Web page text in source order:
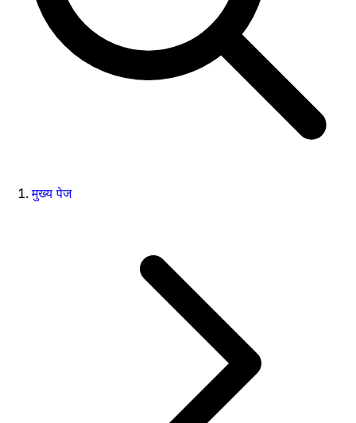
मुख्य पेज